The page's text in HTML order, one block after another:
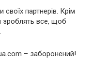
партнерів. Крім
зроблять все, щоб
– заборонений!